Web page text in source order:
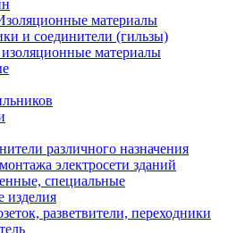
материалы
и соединители (гильзы)
материалы
различного назначения
электросети зданий
специальные
изделия
разветвители, переходники